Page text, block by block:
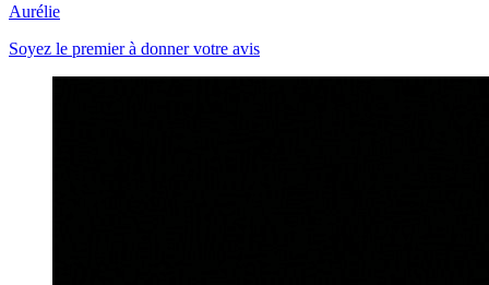
Aurélie
Soyez le premier à donner votre avis